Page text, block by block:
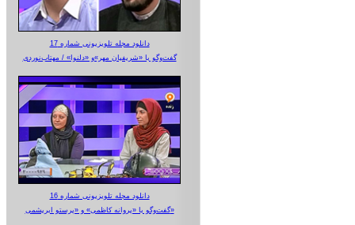
دانلود مجله تلویزیونی شماره 17
گفت‌وگو با «شریفیان مهر»‌و «دلنوا» / مهتاب‌نوردی
دانلود مجله تلویزیونی شماره 16
گفت‌وگو با «پروانه کاظمی» و «پرستو‌ ابریشمی»